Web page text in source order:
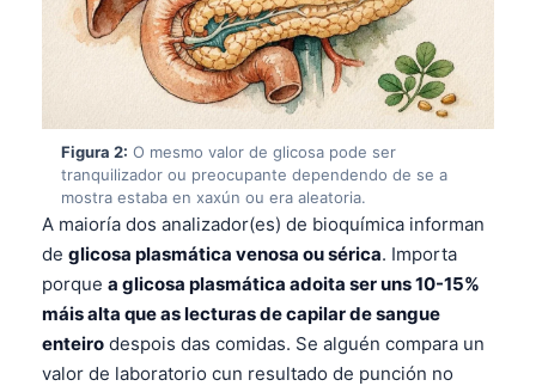
Figura 2: O mesmo valor de glicosa pode ser
tranquilizador ou preocupante dependendo de se a
mostra estaba en xaxún ou era aleatoria.
A maioría dos analizador(es) de bioquímica informan
de glicosa plasmática venosa ou sérica. Importa
porque a glicosa plasmática adoita ser uns 10-15%
máis alta que as lecturas de capilar de sangue
enteiro despois das comidas. Se alguén compara un
valor de laboratorio cun resultado de punción no